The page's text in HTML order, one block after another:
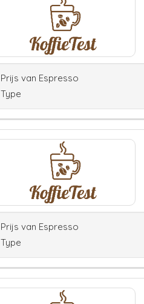
Prijs van Espresso
Type
Prijs van Espresso
Type